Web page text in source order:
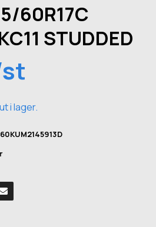
60R17C
STUDDED
i lager.